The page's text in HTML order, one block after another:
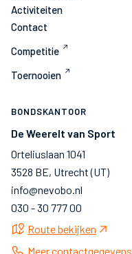
Activiteiten
Contact
Competitie
Toernooien
BONDSKANTOOR
De Weerelt van Sport
Orteliuslaan 1041
3528 BE, Utrecht (UT)
info@nevobo.nl
030 - 30 777 00
Route bekijken
Meer contactgegevens